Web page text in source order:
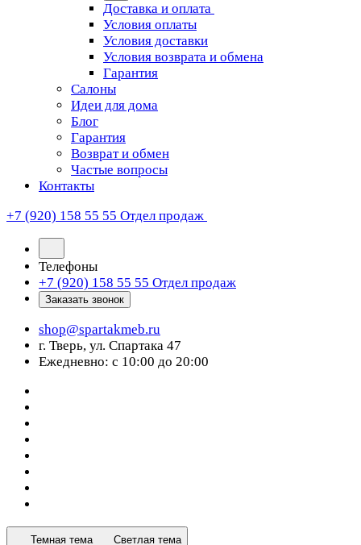
Доставка и оплата
Условия оплаты
Условия доставки
Условия возврата и обмена
Гарантия
Салоны
Идеи для дома
Блог
Гарантия
Возврат и обмен
Частые вопросы
Контакты
+7 (920) 158 55 55 Отдел продаж
Телефоны
+7 (920) 158 55 55 Отдел продаж
Заказать звонок
shop@spartakmeb.ru
г. Тверь, ул. Спартака 47
Ежедневно: с 10:00 до 20:00
Темная тема Светлая тема